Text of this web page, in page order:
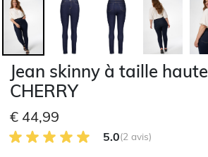
Jean skinny à taille haute
CHERRY
€ 44,99
5.0 sur 5 avis des clients
5.0(2 avis)